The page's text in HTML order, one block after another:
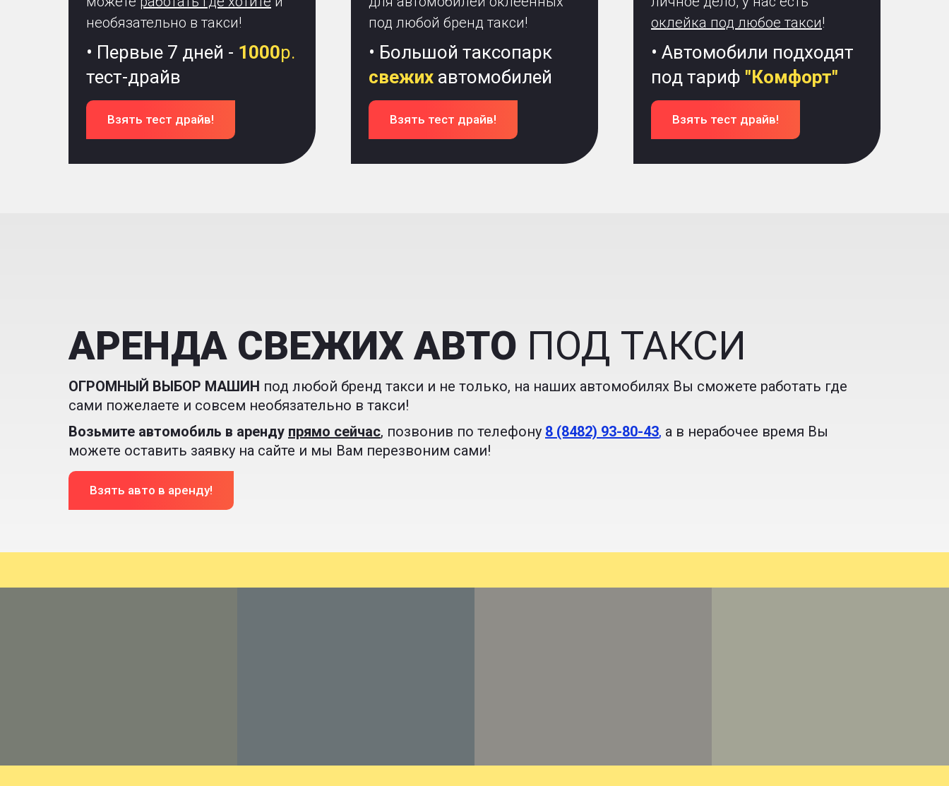
необязательно в такси!
• Первые 7 дней - 1000р.
тест-драйв
Взять тест драйв!
под любой бренд такси!
• Большой таксопарк
свежих автомобилей
Взять тест драйв!
оклейка под любое такси!
• Автомобили подходят
под тариф "Комфорт"
Взять тест драйв!
АРЕНДА СВЕЖИХ АВТО ПОД ТАКСИ
ОГРОМНЫЙ ВЫБОР МАШИН под любой бренд такси и не только, на наших автомобилях Вы сможете работать где
сами пожелаете и совсем необязательно в такси!
Возьмите автомобиль в аренду прямо сейчас, позвонив по телефону 8 (8482) 93-80-43, а в нерабочее время Вы
можете оставить заявку на сайте и мы Вам перезвоним сами!
Взять авто в аренду!